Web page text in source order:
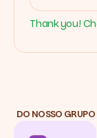
Thank you!
DO NOSSO GRUPO